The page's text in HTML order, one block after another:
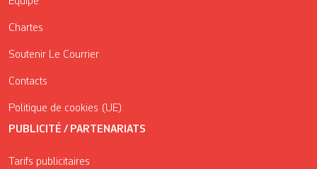
Chartes
Soutenir Le Courrier
Contacts
Politique de cookies (UE)
PUBLICITÉ / PARTENARIATS
Tarifs publicitaires